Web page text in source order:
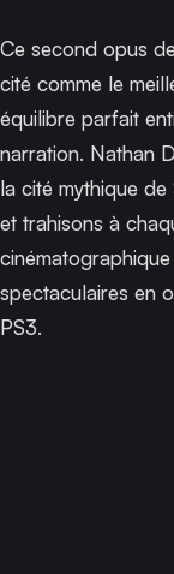
Ce second opus
cité comme le
équilibre parfait
narration. Nathan
la cité mythique
et trahisons à
spectaculaires en
PS3.